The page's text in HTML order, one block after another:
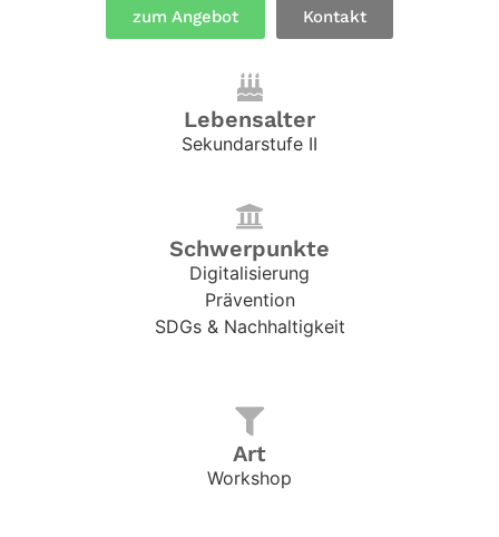
zum Angebot Kontakt
Lebensalter
Sekundarstufe II
Schwerpunkte
Digitalisierung
Prävention
SDGs & Nachhaltigkeit
Art
Workshop